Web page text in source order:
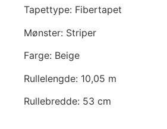
Tapettype: Fibertapet
Mønster: Striper
Farge: Beige
Rullelengde: 10,05 m
Rullebredde: 53 cm